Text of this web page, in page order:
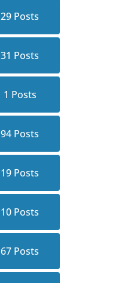
29 Posts
31 Posts
1 Posts
94 Posts
19 Posts
10 Posts
67 Posts